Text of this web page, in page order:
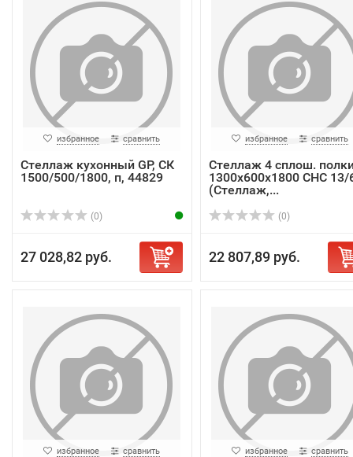
избранное сравнить
Стеллаж кухонный GP, СК
1500/500/1800, п, 44829
(0)
27 028,82 руб.
избранное сравнить
Стеллаж 4 сплош.
1300х600х1800 СНС 13/
(Стеллаж,...
(0)
22 807,89 руб.
избранное сравнить избранное сравнить